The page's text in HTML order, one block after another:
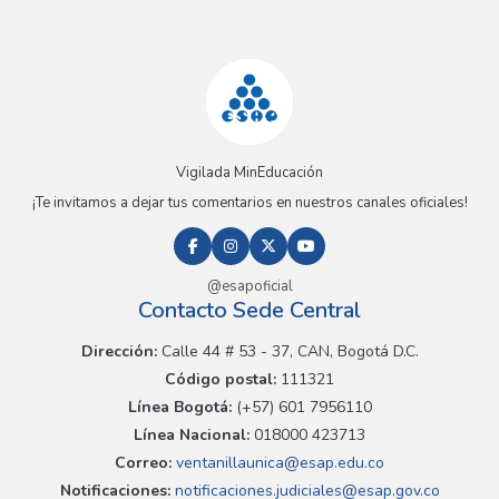
Vigilada MinEducación
¡Te invitamos a dejar tus comentarios en nuestros canales oficiales!
@esapoficial
Contacto Sede Central
Dirección:Calle 44 # 53 - 37, CAN, Bogotá D.C.
Código postal: 111321
Línea Bogotá:(+57) 601 7956110
Línea Nacional: 018000 423713
Correo: ventanillaunica@esap.edu.co
Notificaciones:notificaciones.judiciales@esap.gov.co